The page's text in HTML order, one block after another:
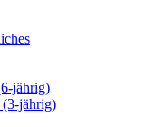
jährig)
(3-jährig)